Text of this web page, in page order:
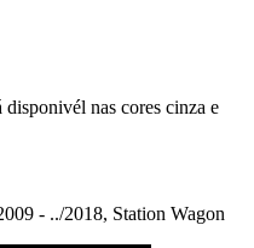
disponivél nas cores cinza e
- ../2018, Station Wagon